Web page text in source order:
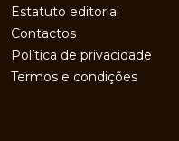
Estatuto editorial
Contactos
Política de privacidade
Termos e condições